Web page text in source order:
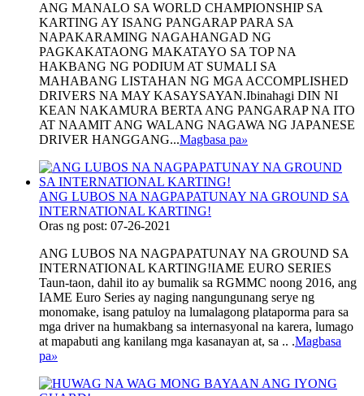
ANG MANALO SA WORLD CHAMPIONSHIP SA
KARTING AY ISANG PANGARAP PARA SA
NAPAKARAMING NAGAHANGAD NG
PAGKAKATAONG MAKATAYO SA TOP NA
HAKBANG NG PODIUM AT SUMALI SA
MAHABANG LISTAHAN NG MGA ACCOMPLISHED
DRIVERS NA MAY KASAYSAYAN.Ibinahagi DIN NI
KEAN NAKAMURA BERTA ANG PANGARAP NA ITO
AT NAAMIT ANG WALANG NAGAWA NG JAPANESE
DRIVER HANGGANG...Magbasa pa»
ANG LUBOS NA NAGPAPATUNAY NA GROUND SA
INTERNATIONAL KARTING!
Oras ng post: 07-26-2021
ANG LUBOS NA NAGPAPATUNAY NA GROUND SA
INTERNATIONAL KARTING!IAME EURO SERIES
Taun-taon, dahil ito ay bumalik sa RGMMC noong 2016, ang
IAME Euro Series ay naging nangungunang serye ng
monomake, isang patuloy na lumalagong plataporma para sa
mga driver na humakbang sa internasyonal na karera, lumago
at mapabuti ang kanilang mga kasanayan at, sa .. .Magbasa
pa»